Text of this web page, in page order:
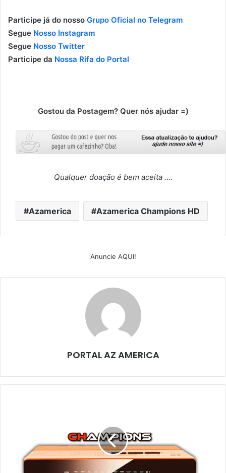
Participe já do nosso Grupo Oficial no Telegram
Segue Nosso Instagram
Segue Nosso Twitter
Participe da Nossa Rifa do Portal
Gostou da Postagem? Quer nós ajudar =)
Qualquer doação é bem aceita ….
Azamerica Azamerica Champions HD
Anuncie AQUI!
PORTAL AZ AMERICA